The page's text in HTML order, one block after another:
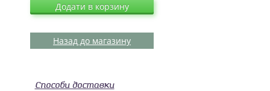
Додати в корзину
Назад до магазину
Способи доставки